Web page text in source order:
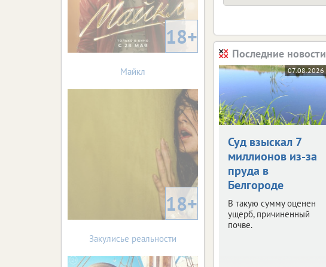
Последние новости
07.08.2026
Суд взыскал 7
миллионов из-за
пруда в
Белгороде
В такую сумму оценен
ущерб, причиненный
почве.
18+
Майкл
18+
Закулисье реальности